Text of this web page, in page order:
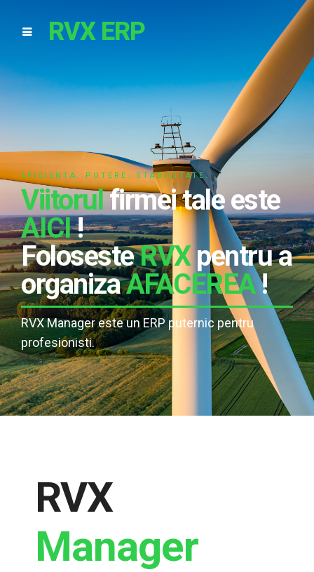
RVX ERP
EFICIENTA. PUTERE. STABILITATE.
Viitorulfirmei tale este
AICI!
FolosesteRVXpentru a
organizaAFACEREA!
RVX Manager este un ERP puternic pentru
profesionisti.
RVX
Manager